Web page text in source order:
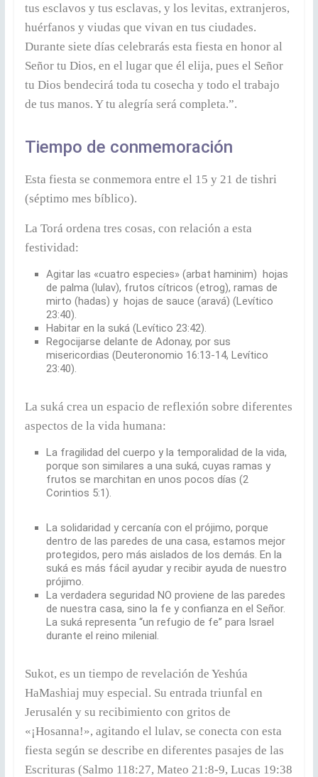
tus esclavos y tus esclavas, y los levitas, extranjeros,
huérfanos y viudas que vivan en tus ciudades.
Durante siete días celebrarás esta fiesta en honor al
Señor tu Dios, en el lugar que él elija, pues el Señor
tu Dios bendecirá toda tu cosecha y todo el trabajo
de tus manos. Y tu alegría será completa.”.
Tiempo de conmemoración
Esta fiesta se conmemora entre el 15 y 21 de tishri
(séptimo mes bíblico).
La Torá ordena tres cosas, con relación a esta
festividad:
Agitar las «cuatro especies» (arbat haminim) hojas
de palma (lulav), frutos cítricos (etrog), ramas de
mirto (hadas) y hojas de sauce (aravá) (Levítico
23:40).
Habitar en la suká (Levítico 23:42).
Regocijarse delante de Adonay, por sus
misericordias (Deuteronomio 16:13-14, Levítico
23:40).
La suká crea un espacio de reflexión sobre diferentes
aspectos de la vida humana:
La fragilidad del cuerpo y la temporalidad de la vida,
porque son similares a una suká, cuyas ramas y
frutos se marchitan en unos pocos días (2
Corintios 5:1).
La solidaridad y cercanía con el prójimo, porque
dentro de las paredes de una casa, estamos mejor
protegidos, pero más aislados de los demás. En la
suká es más fácil ayudar y recibir ayuda de nuestro
prójimo.
La verdadera seguridad NO proviene de las paredes
de nuestra casa, sino la fe y confianza en el Señor.
La suká representa “un refugio de fe” para Israel
durante el reino milenial.
Sukot, es un tiempo de revelación de Yeshúa
HaMashiaj muy especial. Su entrada triunfal en
Jerusalén y su recibimiento con gritos de
«¡Hosanna!», agitando el lulav, se conecta con esta
fiesta según se describe en diferentes pasajes de las
Escrituras (Salmo 118:27, Mateo 21:8-9, Lucas 19:38